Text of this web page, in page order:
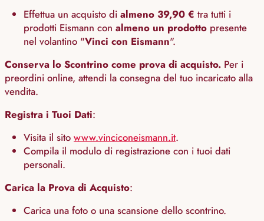
Effettua un acquisto di almeno 39,90 € tra tutti i
prodotti Eismann con almeno un prodotto presente
nel volantino "Vinci con Eismann".
Conserva lo Scontrino come prova di acquisto. Per i
preordini online, attendi la consegna del tuo incaricato alla
vendita.
Registra i Tuoi Dati:
Visita il sito www.vinciconeismann.it.
Compila il modulo di registrazione con i tuoi dati
personali.
Carica la Prova di Acquisto:
Carica una foto o una scansione dello scontrino.